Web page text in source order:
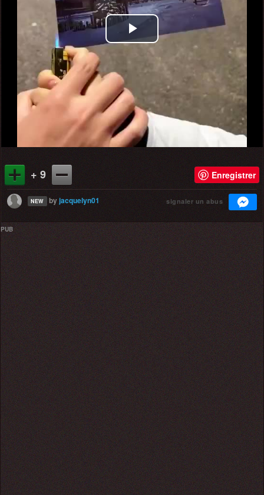
Play
Video
+ 9 Enregistrer
NEW byjacquelyn01 signaler un abus
PUB